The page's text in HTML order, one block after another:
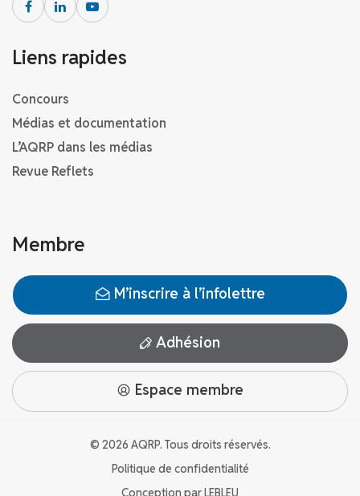
Liens rapides
Concours
Médias et documentation
L’AQRP dans les médias
Revue Reflets
Membre
M’inscrire à l’infolettre
Adhésion
Espace membre
© 2026 AQRP. Tous droits réservés.
Politique de confidentialité
Conception parLEBLEU